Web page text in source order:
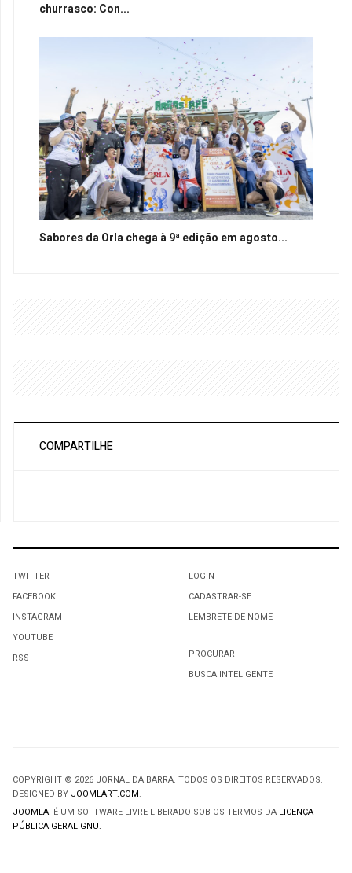
churrasco: Con...
Sabores da Orla chega à 9ª edição em agosto...
COMPARTILHE
TWITTER
FACEBOOK
INSTAGRAM
YOUTUBE
RSS
LOGIN
CADASTRAR-SE
LEMBRETE DE NOME
PROCURAR
BUSCA INTELIGENTE
COPYRIGHT © 2026 JORNAL DA BARRA. TODOS OS DIREITOS RESERVADOS.
DESIGNED BY JOOMLART.COM.
JOOMLA! É UM SOFTWARE LIVRE LIBERADO SOB OS TERMOS DA LICENÇA
PÚBLICA GERAL GNU.